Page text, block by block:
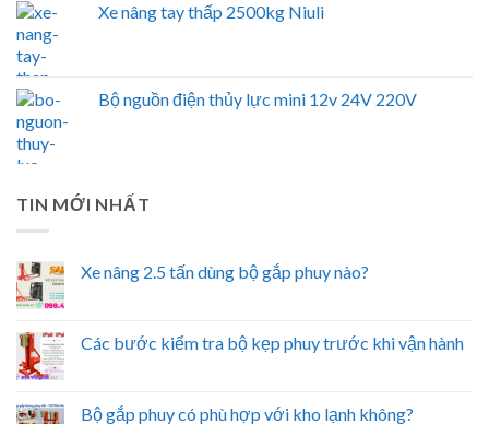
Xe nâng tay thấp 2500kg Niuli
Bộ nguồn điện thủy lực mini 12v 24V 220V
TIN MỚI NHẤT
Xe nâng 2.5 tấn dùng bộ gắp phuy nào?
Các bước kiểm tra bộ kẹp phuy trước khi vận hành
Bộ gắp phuy có phù hợp với kho lạnh không?